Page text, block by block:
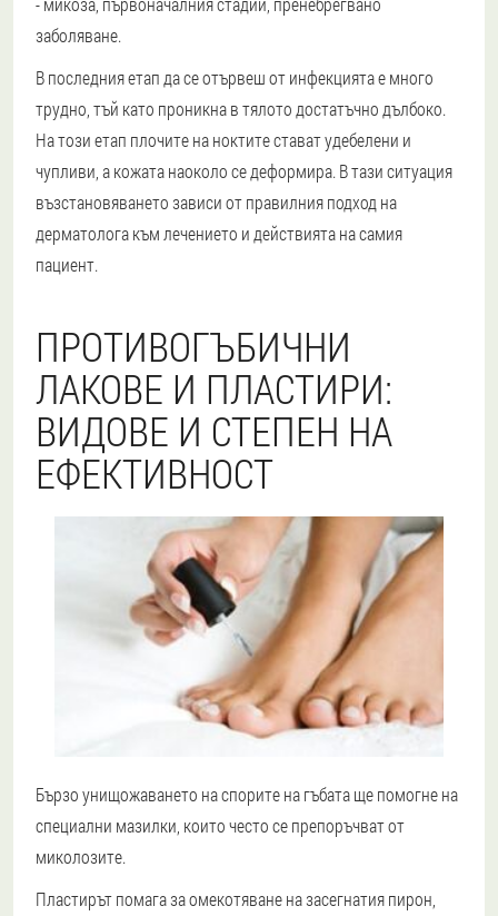
заболяване.
В последния етап да се отървеш от инфекцията е много
трудно, тъй като проникна в тялото достатъчно дълбоко.
На този етап плочите на ноктите стават удебелени и
чупливи, а кожата наоколо се деформира. В тази ситуация
възстановяването зависи от правилния подход на
дерматолога към лечението и действията на самия
пациент.
ПРОТИВОГЪБИЧНИ
ЛАКОВЕ И ПЛАСТИРИ:
ВИДОВЕ И СТЕПЕН НА
ЕФЕКТИВНОСТ
Бързо унищожаването на спорите на гъбата ще помогне на
специални мазилки, които често се препоръчват от
миколозите.
Пластирът помага за омекотяване на засегнатия пирон,